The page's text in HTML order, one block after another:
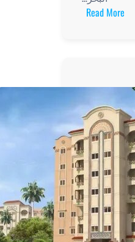
Read More
:
خلابة
على
البحر
في
وسط
المدينة